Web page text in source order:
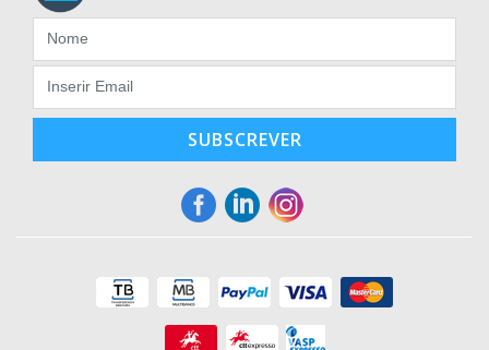
SUBSCREVER